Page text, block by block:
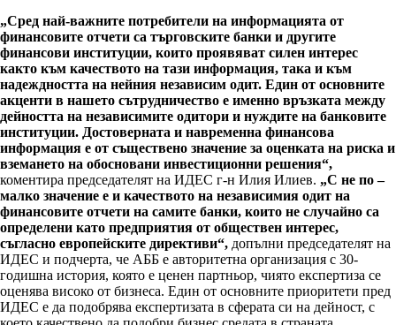
„Сред най-важните потребители на информацията от
финансовите отчети са търговските банки и другите
финансови институции, които проявяват силен интерес
както към качеството на тази информация, така и към
надеждността на нейния независим одит. Един от основните
акценти в нашето сътрудничество е именно връзката между
дейността на независимите одитори и нуждите на банковите
институции. Достоверната и навременна финансова
информация е от съществено значение за оценката на риска и
вземането на обосновани инвестиционни решения“,
коментира председателят на ИДЕС г-н Илия Илиев. „С не по –
малко значение е и качеството на независимия одит на
финансовите отчети на самите банки, които не случайно са
определени като предприятия от обществен интерес,
съгласно европейските директиви“, допълни председателят на
ИДЕС и подчерта, че АББ е авторитетна организация с 30-
годишна история, която е ценен партньор, чиято експертиза се
оценява високо от бизнеса. Един от основните приоритети пред
ИДЕС е да подобрява експертизата в сферата си на дейност, с